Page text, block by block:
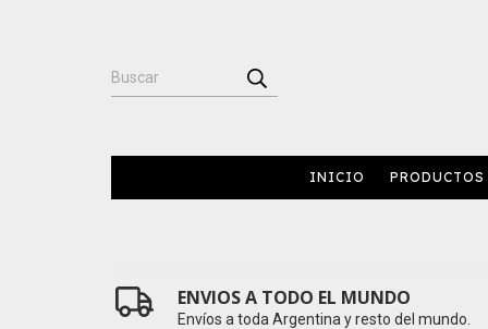
INICIO PRODUCTOS
ENVIOS A TODO EL MUNDO
Envíos a toda Argentina y resto del mundo.